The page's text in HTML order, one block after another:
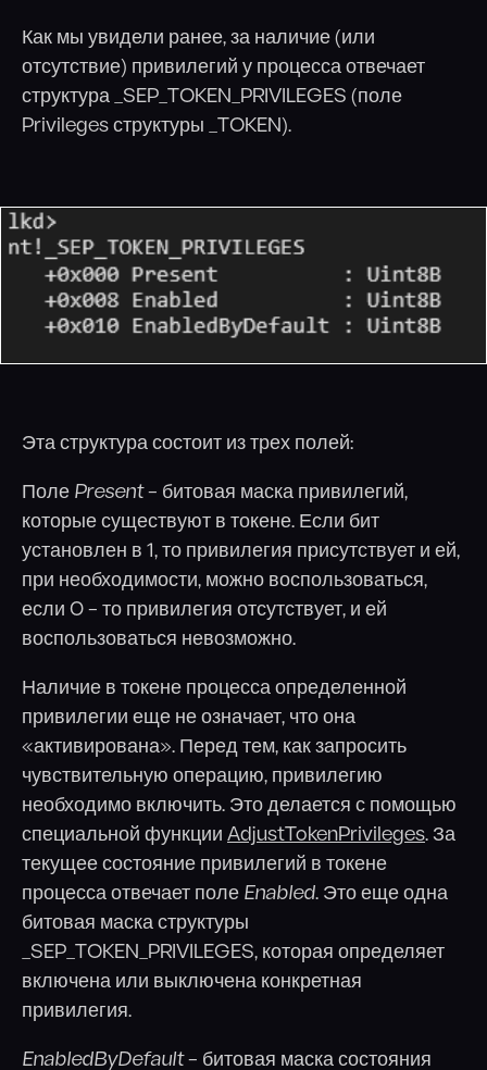
Как мы увидели ранее, за наличие (или
отсутствие) привилегий у процесса отвечает
структура _SEP_TOKEN_PRIVILEGES (поле
Privileges структуры _TOKEN).
Эта структура состоит из трех полей:
Поле Present– битовая маска привилегий,
которые существуют в токене. Если бит
установлен в 1, то привилегия присутствует и ей,
при необходимости, можно воспользоваться,
если 0 – то привилегия отсутствует, и ей
воспользоваться невозможно.
Наличие в токене процесса определенной
привилегии еще не означает, что она
«активирована». Перед тем, как запросить
чувствительную операцию, привилегию
необходимо включить. Это делается с помощью
специальной функции AdjustTokenPrivileges. За
текущее состояние привилегий в токене
процесса отвечает поле Enabled. Это еще одна
битовая маска структуры
_SEP_TOKEN_PRIVILEGES, которая определяет
включена или выключена конкретная
привилегия.
EnabledByDefault– битовая маска состояния